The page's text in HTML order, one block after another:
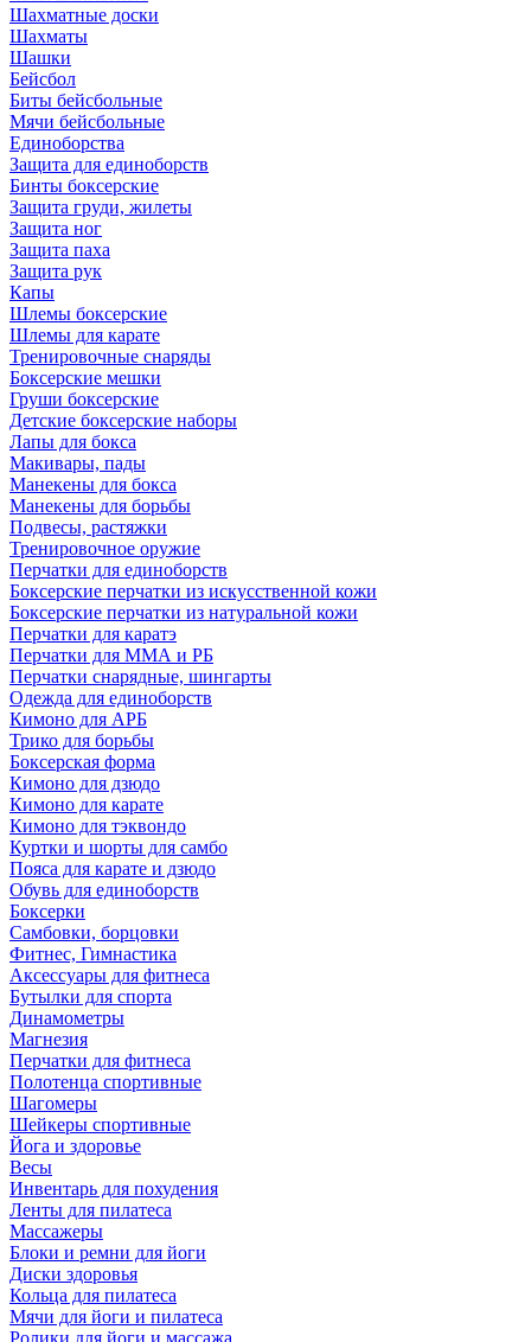
Шахматные доски
Шахматы
Шашки
Бейсбол
Биты бейсбольные
Мячи бейсбольные
Единоборства
Защита для единоборств
Бинты боксерские
Защита груди, жилеты
Защита ног
Защита паха
Защита рук
Капы
Шлемы боксерские
Шлемы для карате
Тренировочные снаряды
Боксерские мешки
Груши боксерские
Детские боксерские наборы
Лапы для бокса
Макивары, пады
Манекены для бокса
Манекены для борьбы
Подвесы, растяжки
Тренировочное оружие
Перчатки для единоборств
Боксерские перчатки из искусственной кожи
Боксерские перчатки из натуральной кожи
Перчатки для каратэ
Перчатки для ММА и РБ
Перчатки снарядные, шингарты
Одежда для единоборств
Кимоно для АРБ
Трико для борьбы
Боксерская форма
Кимоно для дзюдо
Кимоно для карате
Кимоно для тэквондо
Куртки и шорты для самбо
Пояса для карате и дзюдо
Обувь для единоборств
Боксерки
Самбовки, борцовки
Фитнес, Гимнастика
Аксессуары для фитнеса
Бутылки для спорта
Динамометры
Магнезия
Перчатки для фитнеса
Полотенца спортивные
Шагомеры
Шейкеры спортивные
Йога и здоровье
Весы
Инвентарь для похудения
Ленты для пилатеса
Массажеры
Блоки и ремни для йоги
Диски здоровья
Кольца для пилатеса
Мячи для йоги и пилатеса
Ролики для йоги и массажа